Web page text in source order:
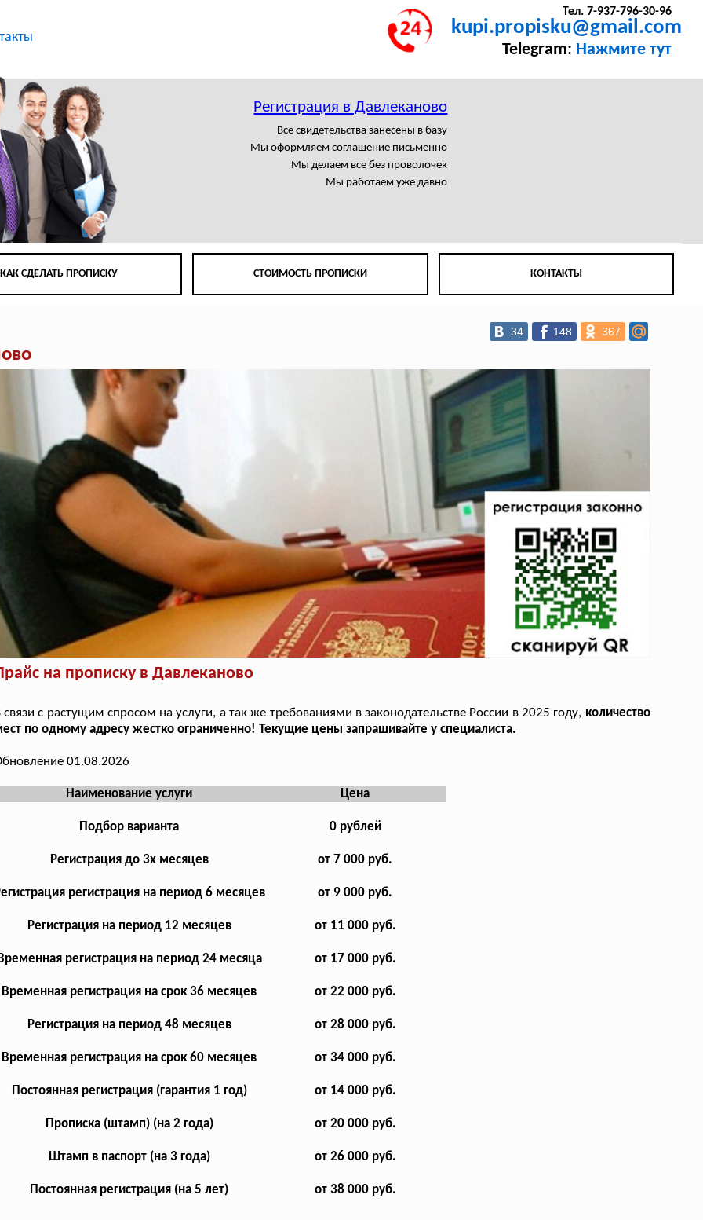
Тел. 7-937-796-30-96
kupi.propisku@gmail.com
Telegram: Нажмите тут
Регистрация в Давлеканово
Все свидетельства занесены в базу
Мы оформляем соглашение письменно
Мы делаем все без проволочек
Мы работаем уже давно
КАК СДЕЛАТЬ ПРОПИСКУ СТОИМОСТЬ ПРОПИСКИ КОНТАКТЫ
34 148 367
на прописку в Давлеканово
связи с растущим спросом на услуги, а так же требованиями в законодательстве России в 2025 году, количество
по одному адресу жестко ограниченно! Текущие цены запрашивайте у специалиста.
01.08.2026
Наименование услуги Цена
Подбор варианта 0 рублей
Регистрация до 3х месяцев от 7 000 руб.
регистрация на период 6 месяцев от 9 000 руб.
Регистрация на период 12 месяцев от 11 000 руб.
Временная регистрация на период 24 месяца от 17 000 руб.
Временная регистрация на срок 36 месяцев от 22 000 руб.
Регистрация на период 48 месяцев от 28 000 руб.
Временная регистрация на срок 60 месяцев от 34 000 руб.
Постоянная регистрация (гарантия 1 год) от 14 000 руб.
Прописка (штамп) (на 2 года) от 20 000 руб.
Штамп в паспорт (на 3 года) от 26 000 руб.
Постоянная регистрация (на 5 лет) от 38 000 руб.